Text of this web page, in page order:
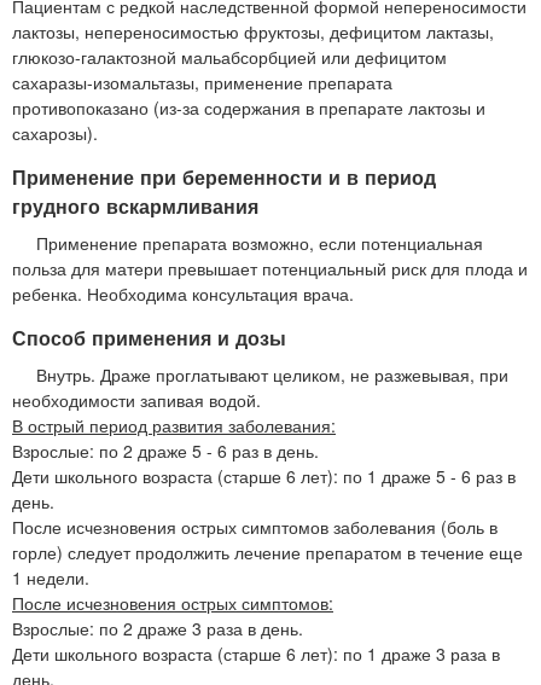
Пациентам с редкой наследственной формой непереносимости
лактозы, непереносимостью фруктозы, дефицитом лактазы,
глюкозо-галактозной мальабсорбцией или дефицитом
сахаразы-изомальтазы, применение препарата
противопоказано (из-за содержания в препарате лактозы и
сахарозы).
Применение при беременности и в период
грудного вскармливания
Применение препарата возможно, если потенциальная
польза для матери превышает потенциальный риск для плода и
ребенка. Необходима консультация врача.
Способ применения и дозы
Внутрь. Драже проглатывают целиком, не разжевывая, при
необходимости запивая водой.
В острый период развития заболевания:
Взрослые: по 2 драже 5 - 6 раз в день.
Дети школьного возраста (старше 6 лет): по 1 драже 5 - 6 раз в
день.
После исчезновения острых симптомов заболевания (боль в
горле) следует продолжить лечение препаратом в течение еще
1 недели.
После исчезновения острых симптомов:
Взрослые: по 2 драже 3 раза в день.
Дети школьного возраста (старше 6 лет): по 1 драже 3 раза в
день.